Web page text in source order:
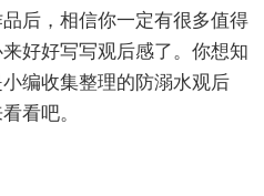
后，相信你一定有很多值得
好好写写观后感了。你想知
编收集整理的防溺水观后
看吧。